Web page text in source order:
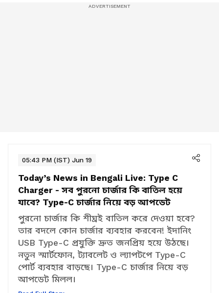
05:43 PM (IST) Jun 19
Today’s News in Bengali Live: Type C
Charger - সব পুরনো চার্জার কি বাতিল হয়ে
যাবে? Type-C চার্জার নিয়ে বড় আপডেট
পুরনো চার্জার কি শীঘ্রই বাতিল করে দেওয়া হবে?
তার বদলে কোন চার্জার ব্যবহার করবেন! ইদানিং
USB Type-C প্রযুক্তি দ্রুত জনপ্রিয় হয়ে উঠছে।
নতুন স্মার্টফোন, ট্যাবলেট ও ল্যাপটপে Type-C
পোর্ট ব্যবহার বাড়ছে। Type-C চার্জার নিয়ে বড়